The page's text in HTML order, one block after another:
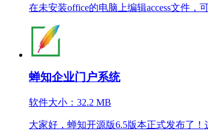
在未安装office的电脑上编辑access文件，
蝉知企业门户系统
软件大小：32.2 MB
大家好，蝉知开源版6.5版本正式发布了